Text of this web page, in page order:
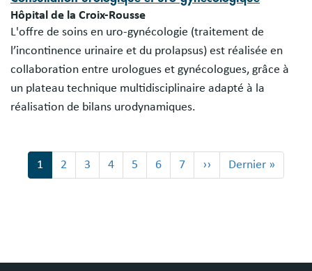
Hôpital de la Croix-Rousse
L'offre de soins en uro-gynécologie (traitement de
l’incontinence urinaire et du prolapsus) est réalisée en
collaboration entre urologues et gynécologues, grâce à
un plateau technique multidisciplinaire adapté à la
réalisation de bilans urodynamiques.
Pagination
Page
courante
1 Page
2 Page
3 Page
4 Page
5 Page
6 Page
7
Page
suivante
››
Dernière
page
Dernier »